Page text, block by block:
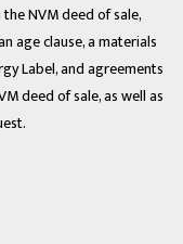
NVM deed of sale,
age clause, a materials
Label, and agreements
deed of sale, as well as